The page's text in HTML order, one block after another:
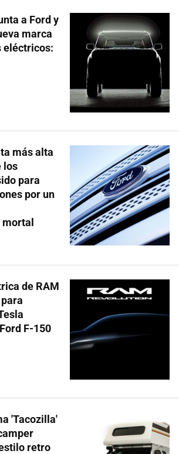
a Ford y
marca
eléctricos:
más alta
los
para
por un
de RAM
para
F-150
'Tacozilla'
retro